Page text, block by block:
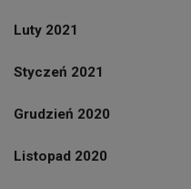
Luty 2021
Styczeń 2021
Grudzień 2020
Listopad 2020